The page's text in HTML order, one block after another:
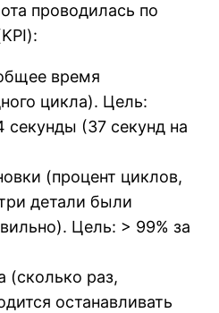
проводилась по
время
цикла). Цель:
секунды (37 секунд на
(процент циклов,
детали были
Цель: > 99% за
(сколько раз,
останавливать